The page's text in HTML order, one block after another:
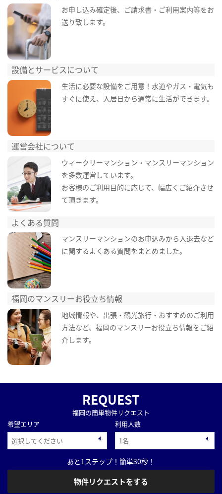
お申し込み確定後、ご請求書・ご利用案内等をお
送り致します。
設備とサービスについて
生活に必要な設備をご用意！水道やガス・電気も
すぐに使え、入居日から通常に生活ができます。
運営会社について
ウィークリーマンション・マンスリーマンション
を多数運営しています。
お客様のご利用目的に応じて、幅広くご紹介させ
て頂きます。
よくある質問
マンスリーマンションのお申込みから入退去など
に関するよくある質問をまとめました。
福岡のマンスリーお役立ち情報
地域情報や、出張・観光旅行・おすすめのご利用
方法など、福岡のマンスリーお役立ち情報をご紹
介します。
REQUEST
福岡の簡単物件リクエスト
希望エリア
利用人数
あと1ステップ！簡単30秒！
物件リクエストをする